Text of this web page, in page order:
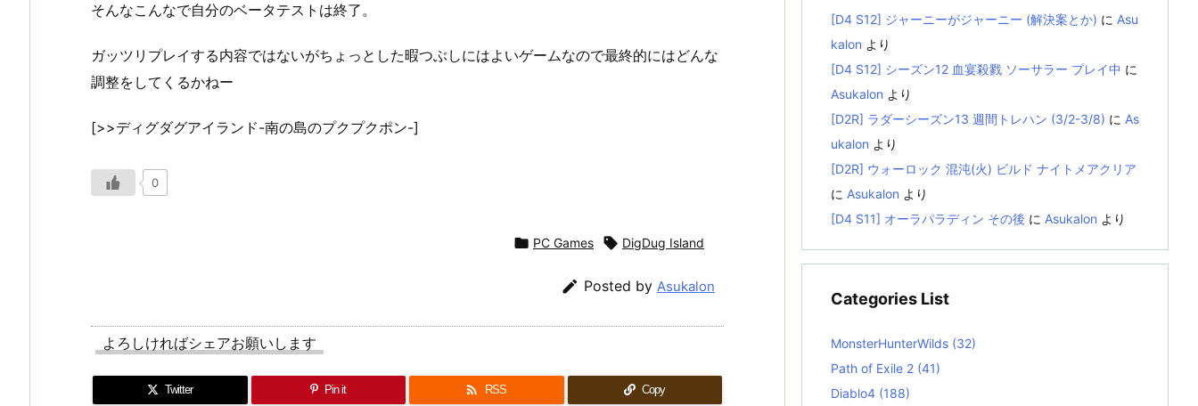
そんなこんなで自分のベータテストは終了。
ガッツリプレイする内容ではないがちょっとした暇つぶしにはよいゲームなので最終的にはどんな
調整をしてくるかねー
[>>ディグダグアイランド-南の島のプクプクポン-]
0
 PC Games  DigDug Island
 Posted by Asukalon
よろしければシェアお願いします
Twitter Pin it  RSS Copy
[D4 S12] ジャーニーがジャーニー (解決案とか) に Asu
kalon より
[D4 S12] シーズン12 血宴殺戮 ソーサラー プレイ中 に
Asukalon より
[D2R] ラダーシーズン13 週間トレハン (3/2-3/8) に As
ukalon より
[D2R] ウォーロック 混沌(火) ビルド ナイトメアクリア
に Asukalon より
[D4 S11] オーラパラディン その後 に Asukalon より
Categories List
MonsterHunterWilds (32)
Path of Exile 2 (41)
Diablo4 (188)